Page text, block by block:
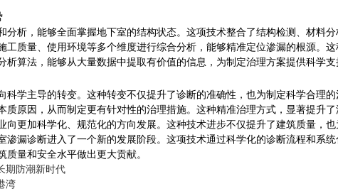
析，能够全面掌握地下室的结构状态。这项技术整合了结构检测、材料
质量、使用环境等多个维度进行综合分析，能够精准定位渗漏的根源。
算法，能够从大量数据中提取有价值的信息，为制定治理方案提供科学
学主导的转变。这种转变不仅提升了诊断的准确性，也为制定科学合理的
原因，从而制定更有针对性的治理措施。这种精准治理方式，显著提升了
更加科学化、规范化的方向发展。这种技术进步不仅提升了建筑质量，也
渗漏诊断进入了一个新的发展阶段。这项技术通过科学化的诊断流程和
量和安全水平做出更大贡献。
期防潮新时代
湾